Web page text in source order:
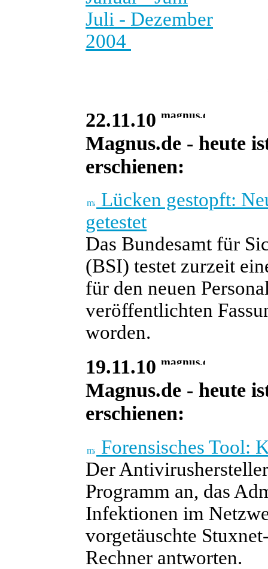
Juli - Dezember
2004
22.11.10
Magnus.de - heute
erschienen:
Lücken gestopft:
getestet
Das Bundesamt für
(BSI) testet zurzeit
für den neuen
veröffentlichten
worden.
19.11.10
Magnus.de - heute
erschienen:
Forensisches Tool:
Der
Programm an, das
Infektionen im
vorgetäuschte
Rechner antworten.